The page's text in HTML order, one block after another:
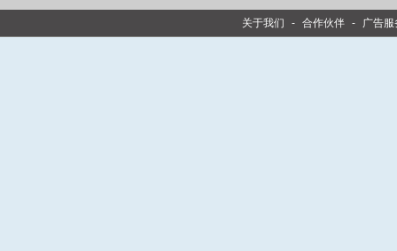
关于我们 - 合作伙伴 - 广告服